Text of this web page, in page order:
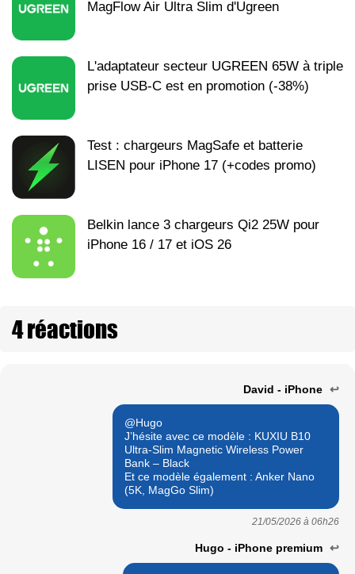
MagFlow Air Ultra Slim d'Ugreen
L'adaptateur secteur UGREEN 65W à triple
prise USB-C est en promotion (-38%)
Test : chargeurs MagSafe et batterie
LISEN pour iPhone 17 (+codes promo)
Belkin lance 3 chargeurs Qi2 25W pour
iPhone 16 / 17 et iOS 26
4 réactions
David - iPhone ↩
@Hugo
J’hésite avec ce modèle : KUXIU B10
Ultra-Slim Magnetic Wireless Power
Bank – Black
Et ce modèle également : Anker Nano
(5K, MagGo Slim)
21/05/2026 à 06h26
Hugo - iPhone premium ↩